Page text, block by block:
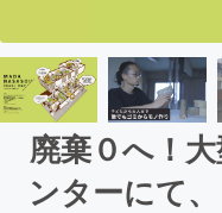
廃棄０へ！
ンターにて